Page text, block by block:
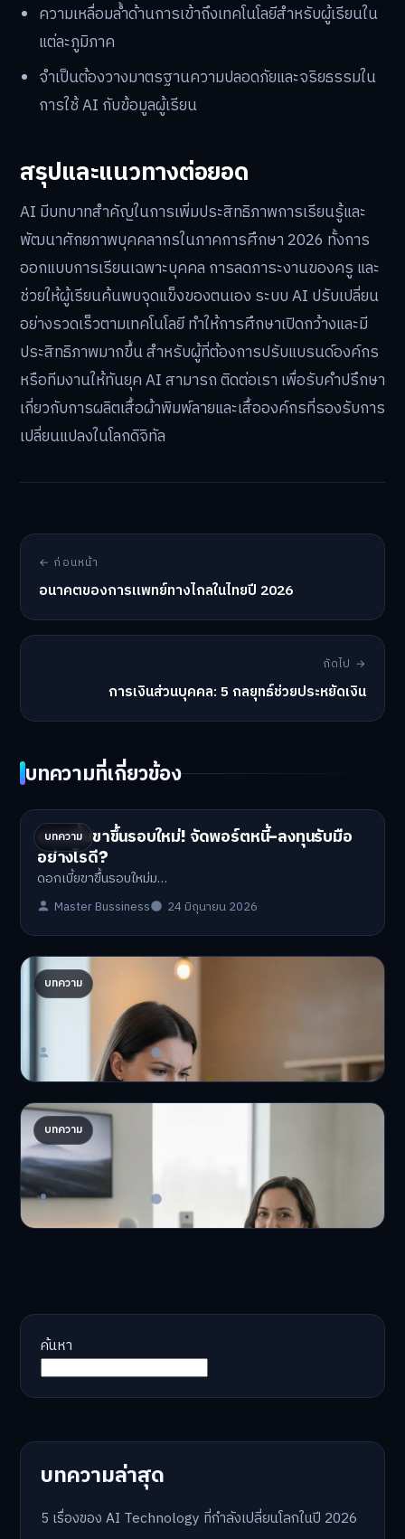
ความเหลื่อมล้ำด้านการเข้าถึงเทคโนโลยีสำหรับผู้เรียนใน
แต่ละภูมิภาค
จำเป็นต้องวางมาตรฐานความปลอดภัยและจริยธรรมใน
การใช้ AI กับข้อมูลผู้เรียน
สรุปและแนวทางต่อยอด
AI มีบทบาทสำคัญในการเพิ่มประสิทธิภาพการเรียนรู้และ
พัฒนาศักยภาพบุคคลากรในภาคการศึกษา 2026 ทั้งการ
ออกแบบการเรียนเฉพาะบุคคล การลดภาระงานของครู และ
ช่วยให้ผู้เรียนค้นพบจุดแข็งของตนเอง ระบบ AI ปรับเปลี่ยน
อย่างรวดเร็วตามเทคโนโลยี ทำให้การศึกษาเปิดกว้างและมี
ประสิทธิภาพมากขึ้น สำหรับผู้ที่ต้องการปรับแบรนด์องค์กร
หรือทีมงานให้ทันยุค AI สามารถ ติดต่อเรา เพื่อรับคำปรึกษา
เกี่ยวกับการผลิตเสื้อผ้าพิมพ์ลายและเสื้อองค์กรที่รองรับการ
เปลี่ยนแปลงในโลกดิจิทัล
← ก่อนหน้า
อนาคตของการแพทย์ทางไกลในไทยปี 2026
ถัดไป →
การเงินส่วนบุคคล: 5 กลยุทธ์ช่วยประหยัดเงิน
บทความที่เกี่ยวข้อง
บทความ
ดอกเบี้ยขาขึ้นรอบใหม่! จัดพอร์ตหนี้-ลงทุนรับมือ
อย่างไรดี?
ดอกเบี้ยขาขึ้นรอบใหม่ม…
Master Bussiness 24 มิถุนายน 2026
บทความ
ปรับพอร์ตรับ ‘เงินดิจิทัล 2.0’ จัดสรรงบอย่างไรไม่
ให้พัง
'เงินดิจิทัล 2.0' มาแล…
Master Bussiness 23 มิถุนายน 2026
บทความ
AI จัดพอร์ตให้ปัง! เทรนด์ลงทุนยุคใหม่ ไม่ต้องเฝ้า
จอ
AI จัดพอร์ตให้ปัง! หมด…
Master Bussiness 23 มิถุนายน 2026
ค้นหา
บทความล่าสุด
5 เรื่องของ AI Technology ที่กำลังเปลี่ยนโลกในปี 2026